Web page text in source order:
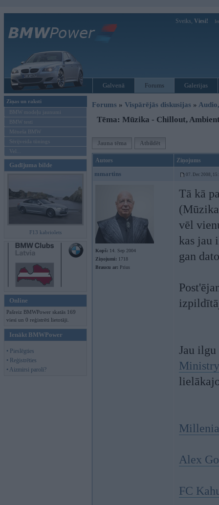
Sveiks, Viesi!
Galvenā Forums Galerijas
Ziņas un raksti
BMW modeļu jaunumi
BMW testi
Mēneša BMW
Sērijveida tūnings
Vel...
Gadījuma bilde
F13 kabriolets
Online
Pašreiz BMWPower skatās 169
viesi un 0 reģistrēti lietotāji.
Ienākt BMWPower
• Pieslēgties
• Reģistrēties
• Aizmirsi paroli?
Forums » Vispārējās diskusijas »
Tēma: Mūzika - Chillout,
Jauna tēma Atbildēt
Autors Ziņojums
mmartins 07. Dec 2008,
Kopš: 14. Sep 2004
Ziņojumi: 1718
Braucu ar: Prius
Tā kā
vēl
kas jau
gan
Jau
Alex
FC